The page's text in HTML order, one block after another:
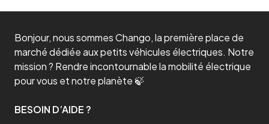
Bonjour, nous sommes Chango, la première place de
marché dédiée aux petits véhicules électriques. Notre
mission ? Rendre incontournable la mobilité électrique
pour vous et notre planète 🍃
BESOIN D’AIDE ?